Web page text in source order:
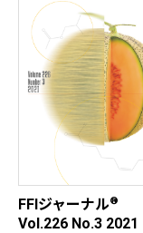
FFIジャーナル®
Vol.226 No.3 2021